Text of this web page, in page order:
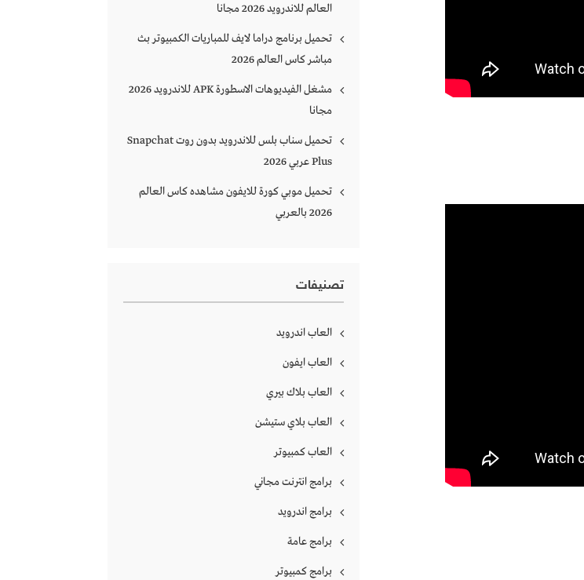
العالم للاندرويد 2026 مجانا
تحميل برنامج دراما لايف للمباريات الكمبيوتر بث
مباشر كاس العالم 2026
مشغل الفيديوهات الاسطورة APK للاندرويد 2026
مجانا
تحميل سناب بلس للاندرويد بدون روت Snapchat
Plus‏ عربي 2026
تحميل موبي كورة للايفون مشاهده كاس العالم
2026 بالعربي
تصنيفات
العاب اندرويد
العاب ايفون
العاب بلاك بيري
العاب بلاي ستيشن
العاب كمبيوتر
برامج انترنت مجاني
برامج اندرويد
برامج عامة
برامج كمبيوتر